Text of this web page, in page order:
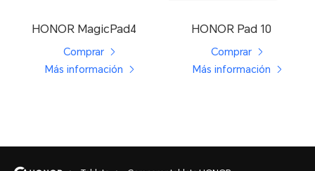
HONOR MagicPad4
Comprar
Más información
HONOR Pad 10
Comprar
Más información